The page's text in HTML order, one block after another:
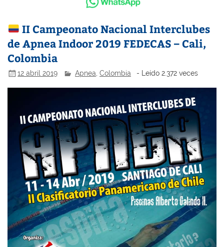
II Campeonato Nacional Interclubes
de Apnea Indoor 2019 FEDECAS – Cali,
Colombia
12 abril 2019 Apnea ,Colombia - Leído 2.372 veces